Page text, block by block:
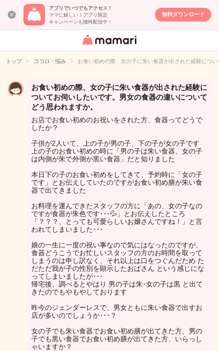
アプリでいつでもアクセス！
ママに嬉しい！アプリ限定
キャンペーンも随時配信中！
無料ダウンロード
女性専用匿名QA
イト
トップ ココロ・悩み お食い初めの際、女の子に朱い食器が出された経験につ
お食い初めの際、女の子に朱い食器が出された経験に
ついてお伺いしたいです。男女の食器の違いについて
どう思われますか。
お店でお食い初めのお祝いをされた方、食器ってどうで
したか？
子供が2人いて、上の子が男の子、下の子が女の子です
上の子のお食い初めの時に「男の子は朱い食器、女の子
は内側が朱で外側が黒い食器」だと知りました
本日下の子のお食い初めをしてきて、予約時に「女の子
です」とお伝えしていたのですがお食い初め膳が朱い食
器で出てきました
お料理を運んできたスタッフの方に「あの、女の子なの
ですが食器が朱色です･･･💦」とお伝えしたところ
「？？？、とっても可愛らしいお嬢さんですね！」と言
われてしまいました･･･
娘の一生に一度の祝い事なので気にはなったのですが、
食器どうこうでお忙しいスタッフの方のお時間を取って
しまうのは申し訳なく、それ以上は口をつぐんだため た
だただ我が子の性別を顕示したおばさん という感じにな
ってしまいましたが･･･
帰宅後、調べるとやはり 男の子は朱･女の子は黒 と出て
きたのでもやもやしております
昨今のジェンダーレスで、男女ともに朱い食器で出すお
店が多いのでしょうか･･･？
女の子でも朱い食器でお食い初め膳が出てきた方、男の
子でも黒い食器でお食い初め膳が出てきた方、いらっし
ゃいますか？